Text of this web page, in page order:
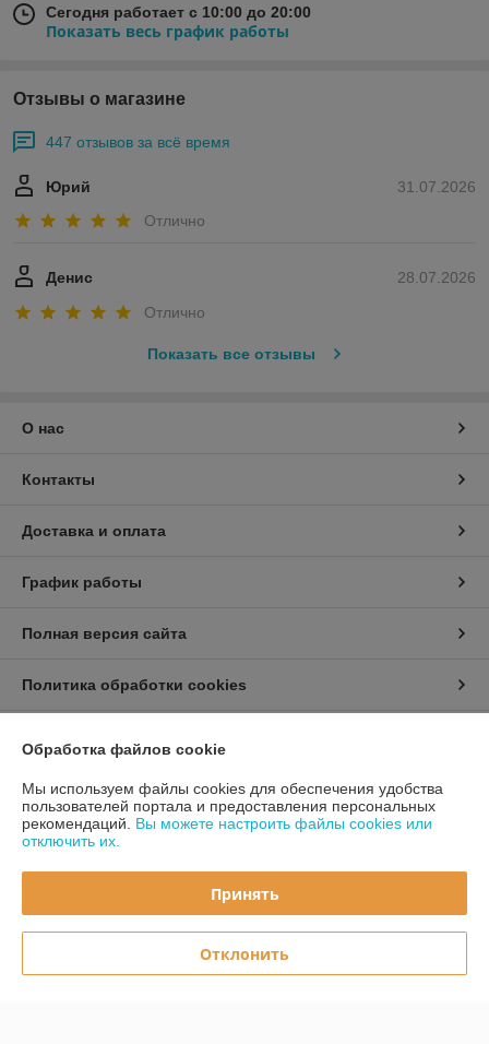
Сегодня работает с 10:00 до 20:00
Показать весь график работы
Отзывы о магазине
447 отзывов за всё время
31.07.2026
Юрий
Отлично
28.07.2026
Денис
Отлично
Показать все отзывы
О нас
Контакты
Доставка и оплата
График работы
Полная версия сайта
Политика обработки cookies
Юридическое лицо:ООО «Первый лодочный»
ул. Сухаревская, ДОМ 16, пом. 16, 220019
Обработка файлов cookie
Мы используем файлы cookies для обеспечения удобства
пользователей портала и предоставления персональных
рекомендаций. Вы можете настроить файлы cookies или
отключить их.
Принять
Отклонить